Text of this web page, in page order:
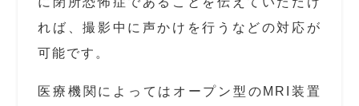
れば、撮影中に声かけを行うなどの対応が
可能です。
医療機関によってはオープン型のMRI装置